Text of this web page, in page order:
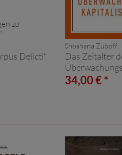
Delicti“
Shoshana Zuboff:
Das Zeitalter
34,00 € *